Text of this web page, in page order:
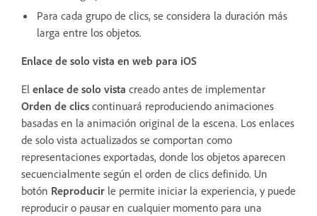
Para cada grupo de clics, se considera la duración más
larga entre los objetos.
Enlace de solo vista en web para iOS
El enlace de solo vista creado antes de implementar
Orden de clics continuará reproduciendo animaciones
basadas en la animación original de la escena. Los enlaces
de solo vista actualizados se comportan como
representaciones exportadas, donde los objetos aparecen
secuencialmente según el orden de clics definido. Un
botón Reproducir le permite iniciar la experiencia, y puede
reproducir o pausar en cualquier momento para una